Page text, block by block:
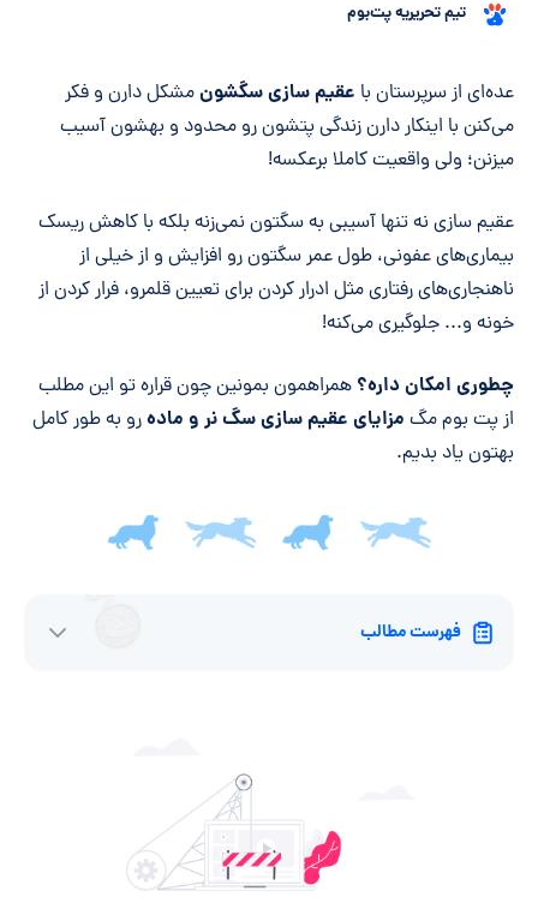
تیم تحریریه پت‌بوم
خلاصه مقاله
عده‌ای از سرپرستان با عقیم سازی سگشونمشکل دارن و فکر
می‌کنن با اینکار دارن زندگی پتشون رو محدود و بهشون آسیب
میزنن؛ ولی واقعیت کاملا برعکسه!
عقیم سازی نه تنها آسیبی به سگتون نمی‌زنه بلکه با کاهش ریسک
بیماری‌های عفونی، طول عمر سگتون رو افزایش و از خیلی از
ناهنجاری‌های رفتاری مثل ادرار کردن برای تعیین قلمرو، فرار کردن از
خونه و... جلوگیری می‌کنه!
چطوری امکان داره؟ همراهمون بمونین چون قراره تو این مطلب
از پت بوم مگ مزایای عقیم سازی سگ نر و مادهرو به طور کامل
بهتون یاد بدیم.
فهرست مطالب